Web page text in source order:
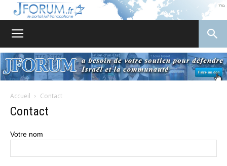
Accueil Contact
Contact
Votre nom